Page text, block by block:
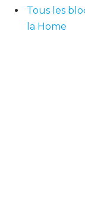
Tous les
la Home